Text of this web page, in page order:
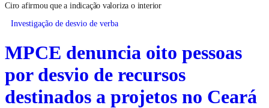
Ciro afirmou que a indicação valoriza o interior
Investigação de desvio de verba
MPCE denuncia oito pessoas
por desvio de recursos
destinados a projetos no Ceará